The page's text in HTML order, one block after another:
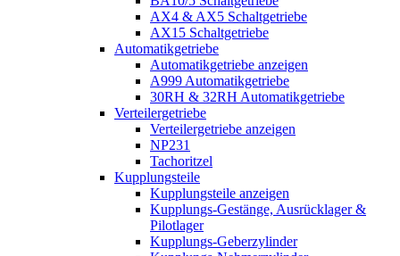
AX4 & AX5 Schaltgetriebe
AX15 Schaltgetriebe
Automatikgetriebe
Automatikgetriebe anzeigen
A999 Automatikgetriebe
30RH & 32RH Automatikgetriebe
Verteilergetriebe
Verteilergetriebe anzeigen
NP231
Tachoritzel
Kupplungsteile
Kupplungsteile anzeigen
Kupplungs-Gestänge, Ausrücklager &
Pilotlager
Kupplungs-Geberzylinder